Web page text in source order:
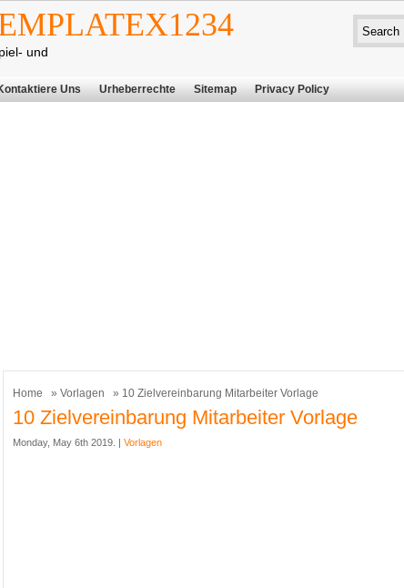
und
Uns Urheberrechte Sitemap Privacy Policy
Home » Vorlagen » 10 Zielvereinbarung Mitarbeiter Vorlage
10 Zielvereinbarung Mitarbeiter Vorlage
Monday, May 6th 2019. | Vorlagen